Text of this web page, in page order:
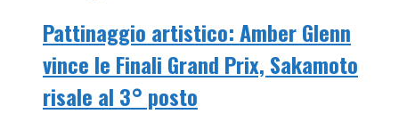
Pattinaggio artistico: Amber Glenn
vince le Finali Grand Prix, Sakamoto
risale al 3° posto